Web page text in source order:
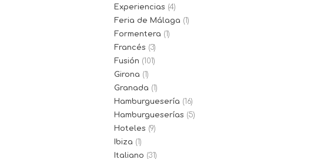
Experiencias (4)
Feria de Málaga (1)
Formentera (1)
Francés (3)
Fusión (101)
Girona (1)
Granada (1)
Hamburguesería (16)
Hamburgueserías (5)
Hoteles (9)
Ibiza (1)
Italiano (31)